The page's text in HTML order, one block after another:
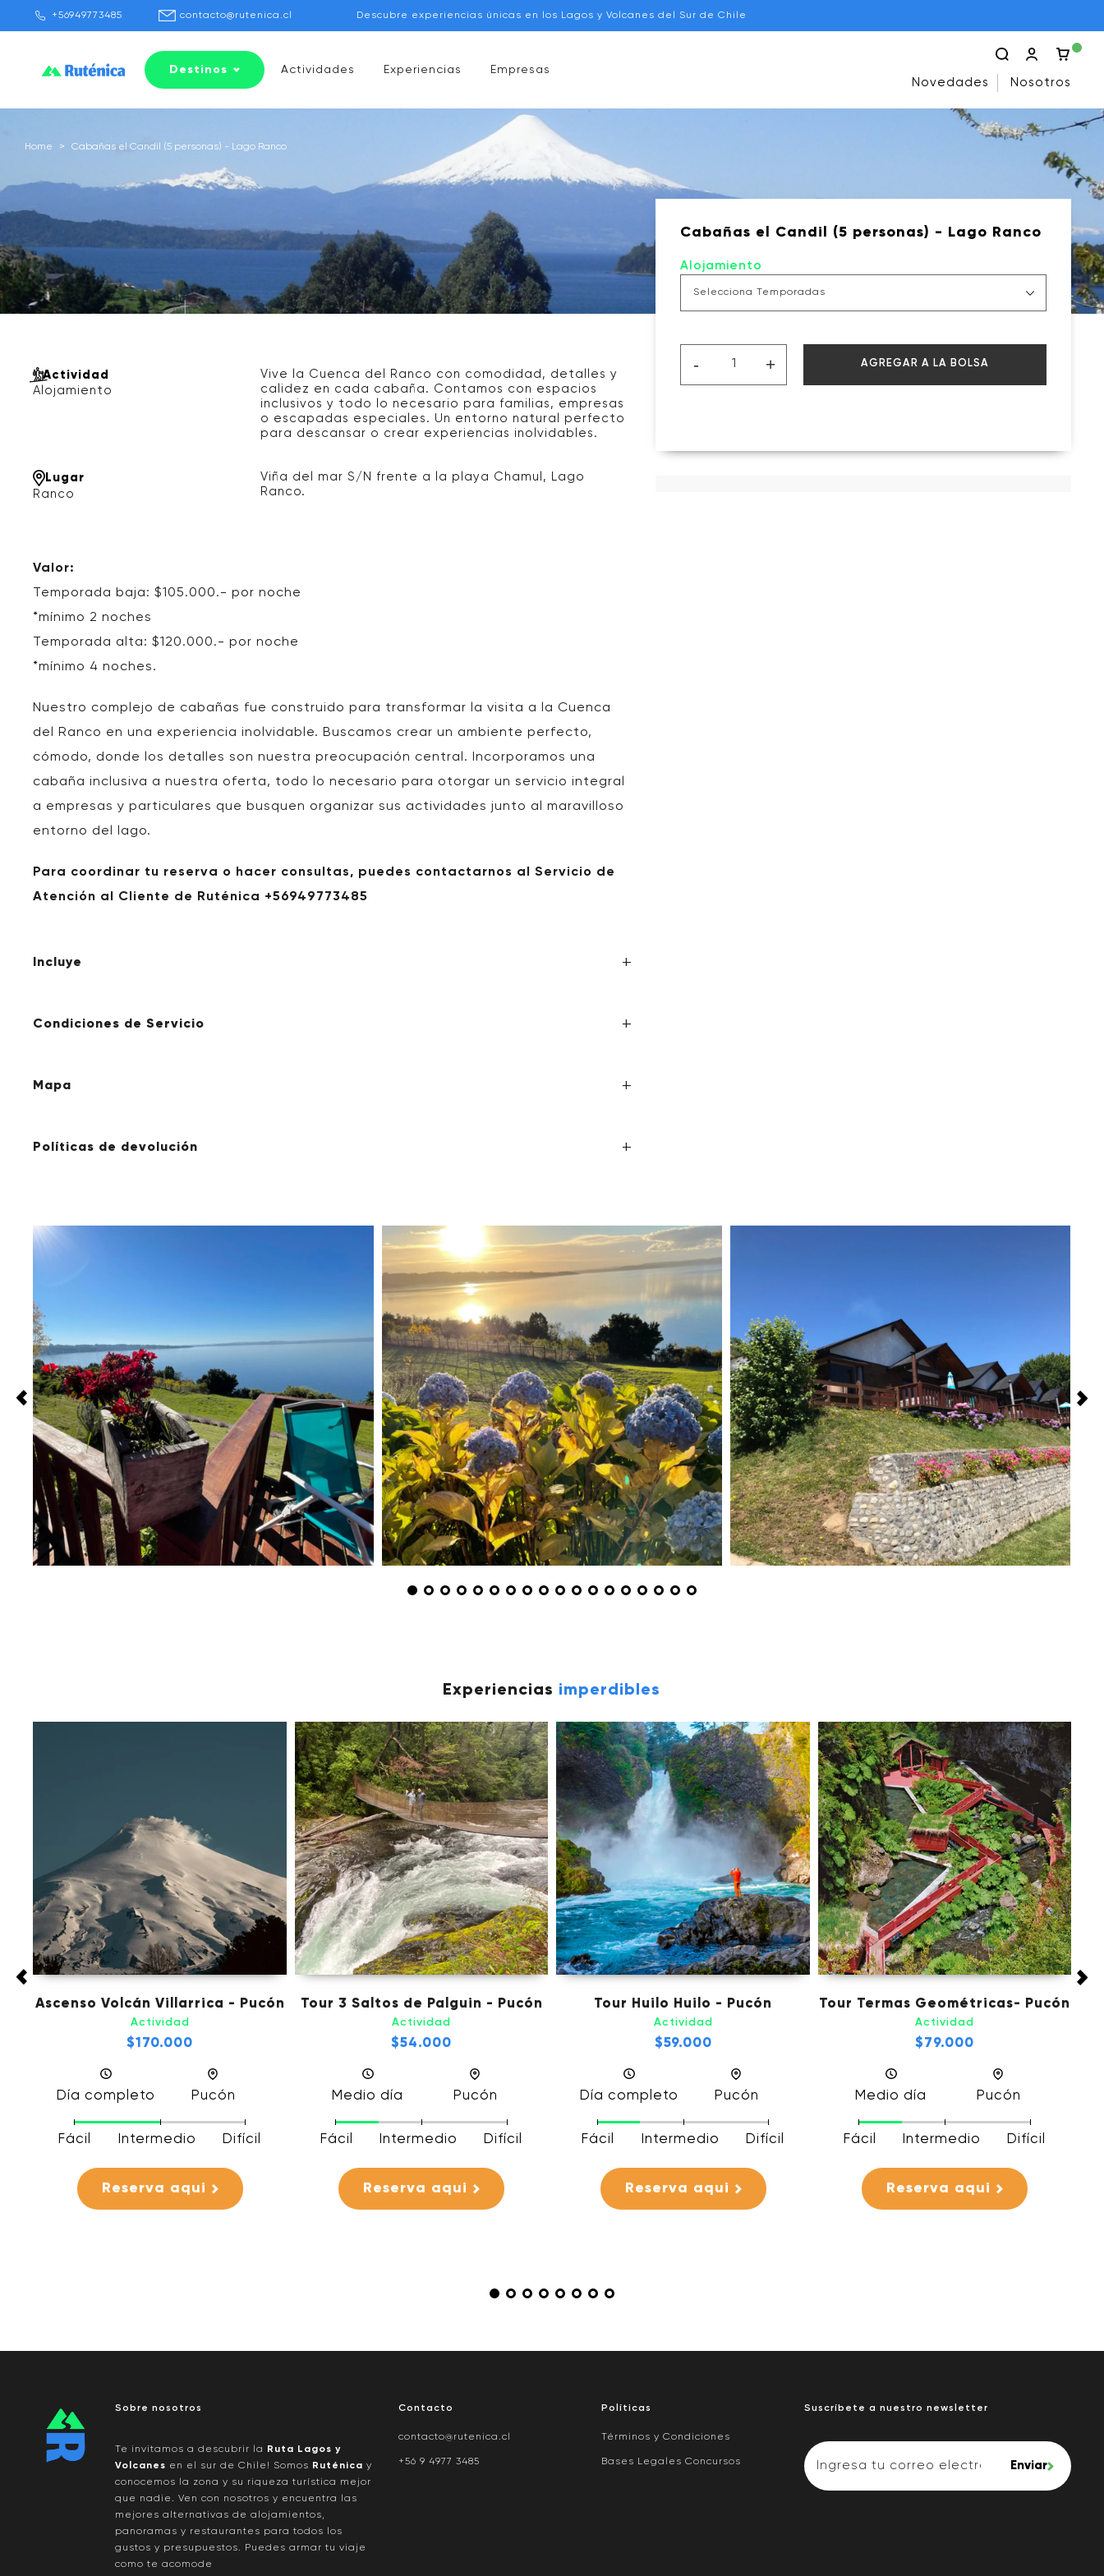
+56949773485 contacto@rutenica.cl Descubre experiencias únicas en los Lagos y Volcanes del Sur de Chile
Destinos Actividades Experiencias Empresas
Novedades Nosotros
Home > Cabañas el Candil (5 personas) - Lago Ranco
Actividad
Alojamiento
Vive la Cuenca del Ranco con comodidad, detalles y
calidez en cada cabaña. Contamos con espacios
inclusivos y todo lo necesario para familias, empresas
o escapadas especiales. Un entorno natural perfecto
para descansar o crear experiencias inolvidables.
Lugar
Ranco
Viña del mar S/N frente a la playa Chamul, Lago
Ranco.
Valor:
Temporada baja: $105.000.- por noche
*mínimo 2 noches
Temporada alta:$120.000.- por noche
*mínimo 4 noches.
Nuestro complejo de cabañas fue construido para transformar la visita a la Cuenca
del Ranco en una experiencia inolvidable. Buscamos crear un ambiente perfecto,
cómodo, donde los detalles son nuestra preocupación central. Incorporamos una
cabaña inclusiva a nuestra oferta, todo lo necesario para otorgar un servicio integral
a empresas y particulares que busquen organizar sus actividades junto al maravilloso
entorno del lago.
Para coordinar tu reserva o hacer consultas, puedes contactarnos al Servicio de
Atención al Cliente de Ruténica +56949773485
Incluye
Condiciones de Servicio
Mapa
Políticas de devolución
Cabañas el Candil (5 personas) - Lago Ranco
Alojamiento
+
- AGREGAR A LA BOLSA
Experiencias imperdibles
Ascenso Volcán Villarrica - Pucón
Actividad
$170.000
Día completo Pucón
Fácil Intermedio Difícil
Reserva aqui
Tour 3 Saltos de Palguin - Pucón
Actividad
$54.000
Medio día Pucón
Fácil Intermedio Difícil
Reserva aqui
Tour Huilo Huilo - Pucón
Actividad
$59.000
Día completo Pucón
Fácil Intermedio Difícil
Reserva aqui
Tour Termas Geométricas- Pucón
Actividad
$79.000
Medio día Pucón
Fácil Intermedio Difícil
Reserva aqui
Sobre nosotros
Te invitamos a descubrir la Ruta Lagos y
Volcanes en el sur de Chile! Somos Ruténica y
conocemos la zona y su riqueza turística mejor
que nadie. Ven con nosotros y encuentra las
mejores alternativas de alojamientos,
panoramas y restaurantes para todos los
gustos y presupuestos. Puedes armar tu viaje
como te acomode
Contacto
contacto@rutenica.cl
+56 9 4977 3485
Políticas
Términos y Condiciones
Bases Legales Concursos
Suscríbete a nuestro newsletter
Enviar